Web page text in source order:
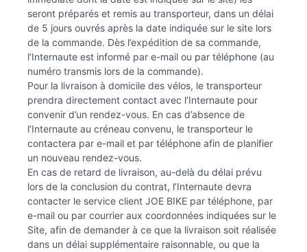
seront préparés et remis au transporteur, dans un délai
de 5 jours ouvrés après la date indiquée sur le site lors
de la commande. Dès l’expédition de sa commande,
l’Internaute est informé par e-mail ou par téléphone (au
numéro transmis lors de la commande).
Pour la livraison à domicile des vélos, le transporteur
prendra directement contact avec l’Internaute pour
convenir d’un rendez-vous. En cas d’absence de
l’Internaute au créneau convenu, le transporteur le
contactera par e-mail et par téléphone afin de planifier
un nouveau rendez-vous.
En cas de retard de livraison, au-delà du délai prévu
lors de la conclusion du contrat, l’Internaute devra
contacter le service client JOE BIKE par téléphone, par
e-mail ou par courrier aux coordonnées indiquées sur le
Site, afin de demander à ce que la livraison soit réalisée
dans un délai supplémentaire raisonnable, ou que la